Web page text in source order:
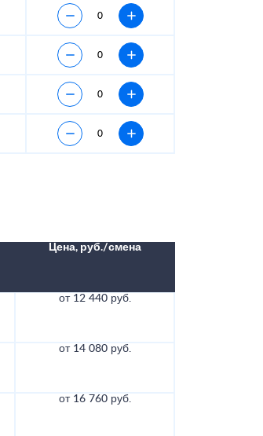
Цена, руб./смена
от 12 440 руб.
от 14 080 руб.
от 16 760 руб.